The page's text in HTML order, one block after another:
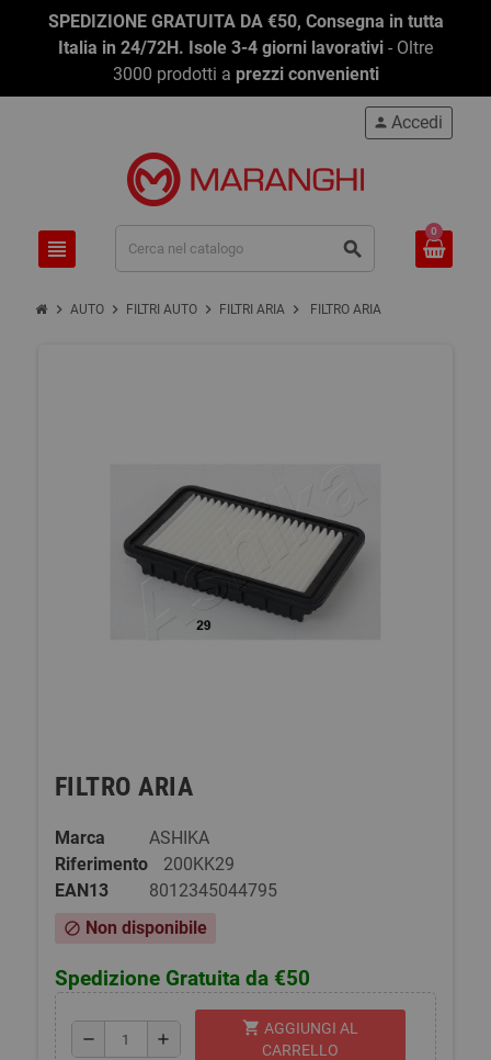
SPEDIZIONE GRATUITA DA €50, Consegna in tutta
Italia in 24/72H. Isole 3-4 giorni lavorativi - Oltre
3000 prodotti a prezzi convenienti
view_headline search
person Accedi
0
chevron_right AUTO chevron_right FILTRI AUTO chevron_right FILTRI ARIA chevron_right FILTRO ARIA
FILTRO ARIA
Marca
ASHIKA
Riferimento
200KK29
EAN13
8012345044795
block Non disponibile
Spedizione Gratuita da €50
remove add
shopping_cart AGGIUNGI AL
CARRELLO